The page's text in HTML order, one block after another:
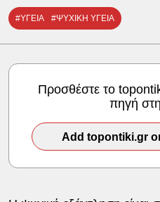
#ΥΓΕΙΑ #ΨΥΧΙΚΗ ΥΓΕΙΑ
Προσθέστε το
πηγή
Add topontiki.gr